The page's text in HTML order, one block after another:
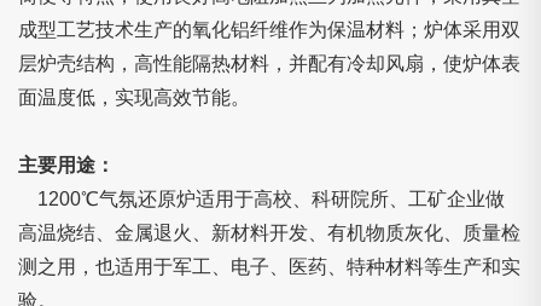
成型工艺技术生产的氧化铝纤维作为保温材料；炉体采用双
层炉壳结构，高性能隔热材料，并配有冷却风扇，使炉体表
面温度低，实现高效节能。
主要用途：
1200℃气氛还原炉适用于高校、科研院所、工矿企业做
高温烧结、金属退火、新材料开发、有机物质灰化、质量检
测之用，也适用于军工、电子、医药、特种材料等生产和实
验。